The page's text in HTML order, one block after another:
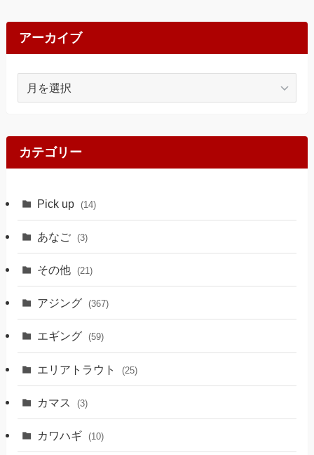
アーカイブ
ブ
カテゴリー
Pick up (14)
あなご (3)
その他 (21)
アジング (367)
エギング (59)
エリアトラウト (25)
カマス (3)
カワハギ (10)